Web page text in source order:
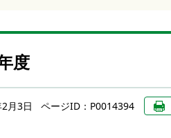
度
月3日 ページID：P0014394